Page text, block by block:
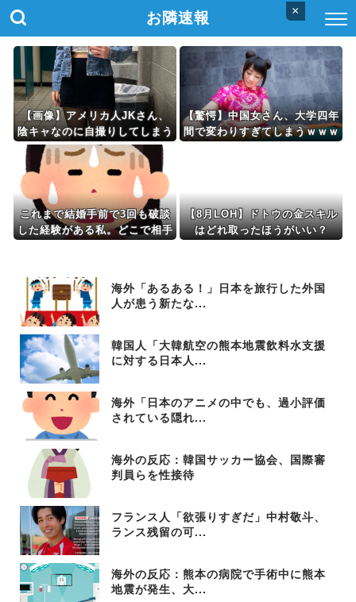
×
お隣速報
【画像】アメリカ人JKさん、
陰キャなのに自撮りしてしまう
ｗｗｗwｗｗｗｗｗｗｗｗ
【驚愕】中国女さん、大学四年
間で変わりすぎてしまうｗｗｗ
これまで結婚手前で3回も破談
した経験がある私。どこで相手
【8月LOH】ドトウの金スキル
はどれ取ったほうがいい？
海外「あるある！」日本を旅行した外国
人が患う新たな...
韓国人「大韓航空の熊本地震飲料水支援
に対する日本人...
海外「日本のアニメの中でも、過小評価
されている隠れ...
海外の反応：韓国サッカー協会、国際審
判員らを性接待
フランス人「欲張りすぎだ」中村敬斗、
ランス残留の可...
海外の反応：熊本の病院で手術中に熊本
地震が発生、大...